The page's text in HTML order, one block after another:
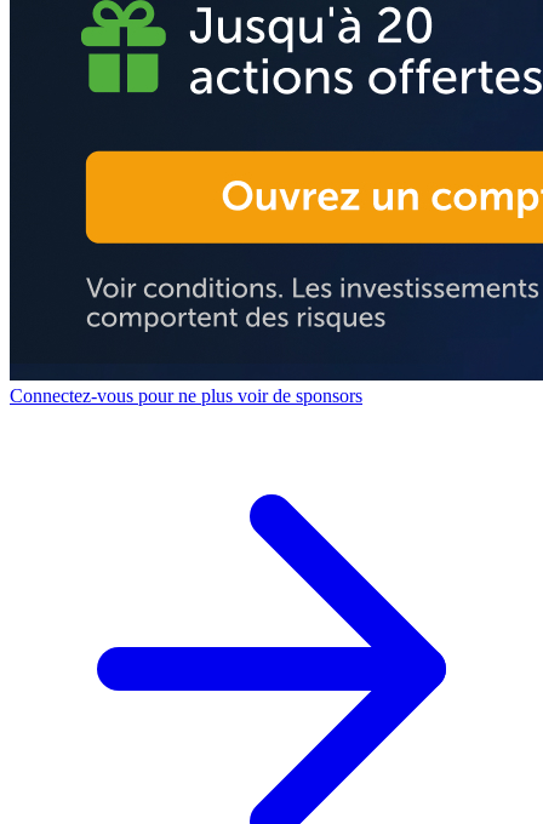
Connectez-vous pour ne plus voir de sponsors